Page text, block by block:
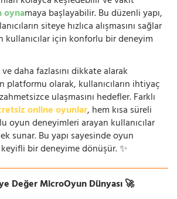
oynamaya başlayabilir. Bu düzenli yapı,
siteye hızlıca alışmasını sağlar
kullanıcılar için konforlu bir deneyim
daha fazlasını dikkate alarak
platformu olarak, kullanıcıların ihtiyaç
ulaşmasını hedefler. Farklı
online oyunlar, hem kısa süreli
oyun deneyimleri arayan kullanıcılar
sunar. Bu yapı sayesinde oyun
bir deneyime dönüşür. ✨
Değer MicroOyun Dünyası 🚀